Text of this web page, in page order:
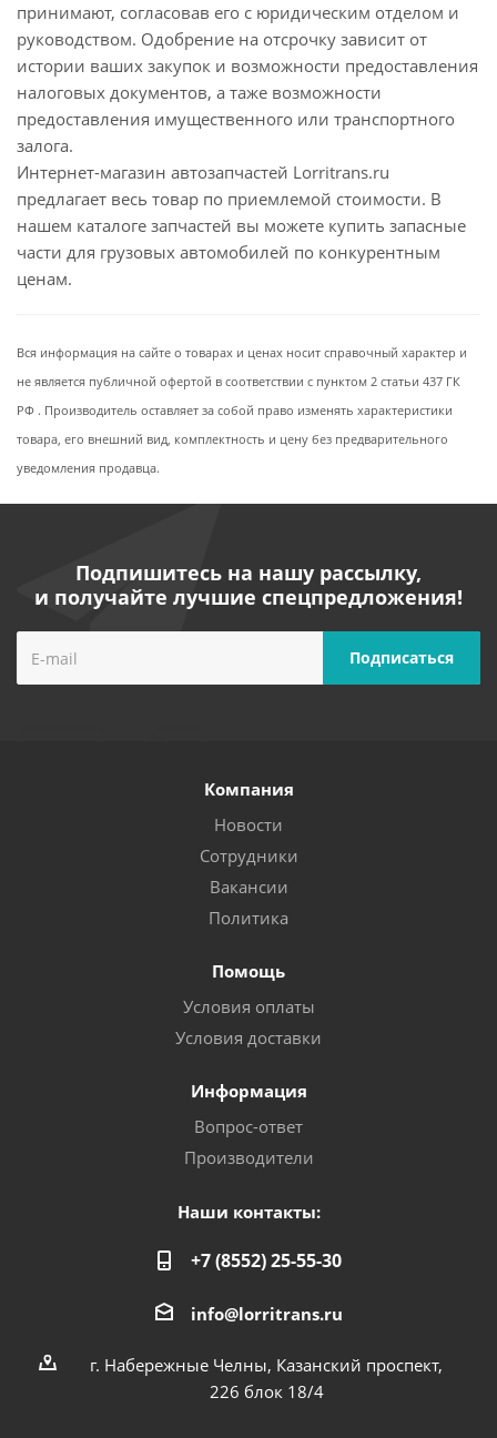
принимают, согласовав его с юридическим отделом и
руководством. Одобрение на отсрочку зависит от
истории ваших закупок и возможности предоставления
налоговых документов, а таже возможности
предоставления имущественного или транспортного
залога.
Интернет-магазин автозапчастей Lorritrans.ru
предлагает весь товар по приемлемой стоимости. В
нашем каталоге запчастей вы можете купить запасные
части для грузовых автомобилей по конкурентным
ценам.
Вся информация на сайте о товарах и ценах носит справочный характер и
не является публичной офертой в соответствии с пунктом 2 статьи 437 ГК
РФ . Производитель оставляет за собой право изменять характеристики
товара, его внешний вид, комплектность и цену без предварительного
уведомления продавца.
Подпишитесь на нашу рассылку,
и получайте лучшие спецпредложения!
Компания
Новости
Сотрудники
Вакансии
Политика
Помощь
Условия оплаты
Условия доставки
Информация
Вопрос-ответ
Производители
Наши контакты:
+7 (8552) 25-55-30
info@lorritrans.ru
г. Набережные Челны, Казанский проспект,
226 блок 18/4